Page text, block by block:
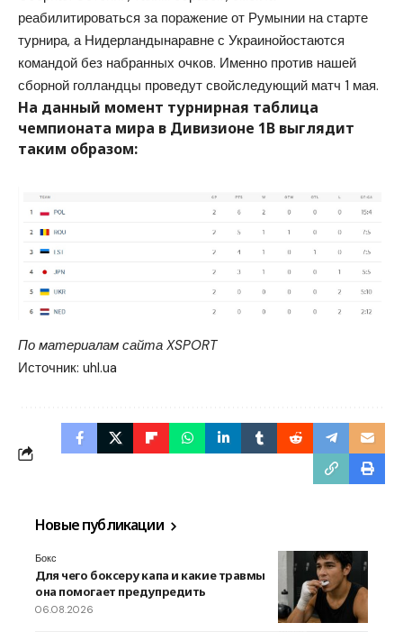
реабилитироваться за поражение от Румынии на старте
турнира, а Нидерландынаравне с Украинойостаются
командой без набранных очков. Именно против нашей
сборной голландцы проведут свойследующий матч 1 мая.
На данный момент турнирная таблица
чемпионата мира в Дивизионе 1В выглядит
таким образом:
По материалам сайта XSPORT
Источник: uhl.ua
Новые публикации
Бокс
Для чего боксеру капа и какие травмы
она помогает предупредить
06.08.2026